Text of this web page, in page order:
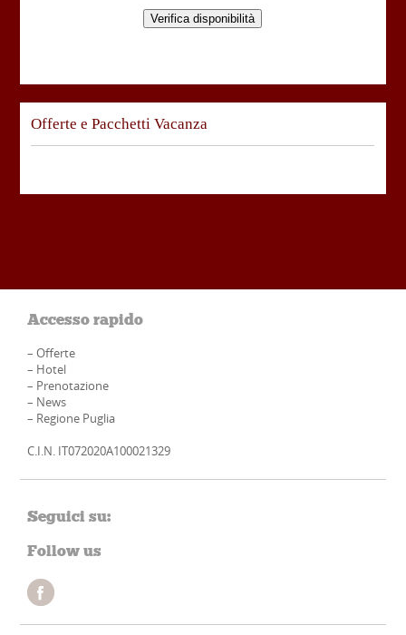
Verifica disponibilità
Offerte e Pacchetti Vacanza
Accesso rapido
–Offerte
– Hotel
– Prenotazione
– News
– Regione Puglia
C.I.N. IT072020A100021329
Seguici su:
Follow us